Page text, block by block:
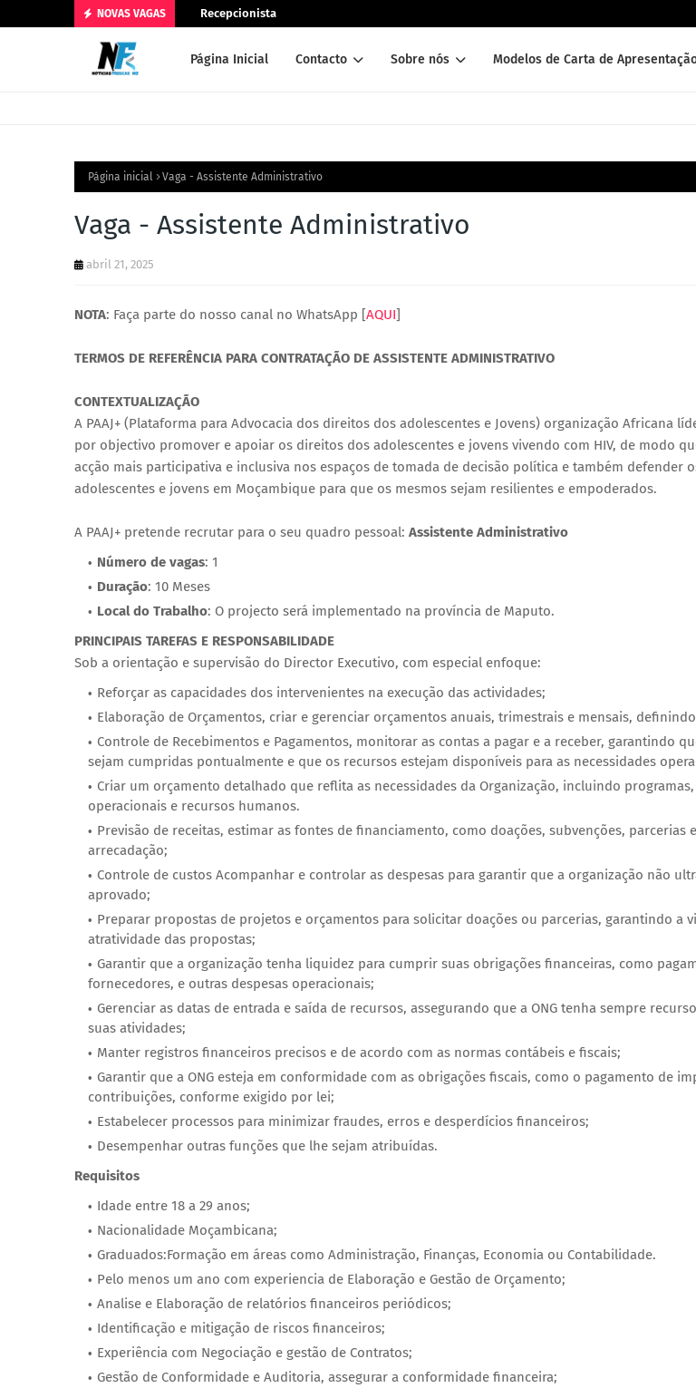
NOVAS VAGAS Recepcionista
Página Inicial Contacto Sobre nós Modelos de Carta de
Página inicial Vaga - Assistente Administrativo
Vaga - Assistente Administrativo
abril 21, 2025
NOTA: Faça parte do nosso canal no WhatsApp [AQUI]
TERMOS DE REFERÊNCIA PARA CONTRATAÇÃO DE ASSISTENTE ADMINISTRATIVO
CONTEXTUALIZAÇÃO
A PAAJ+ (Plataforma para Advocacia dos direitos dos adolescentes e Jovens) organização Africana
por objectivo promover e apoiar os direitos dos adolescentes e jovens vivendo com HIV, de modo
acção mais participativa e inclusiva nos espaços de tomada de decisão política e também defender
adolescentes e jovens em Moçambique para que os mesmos sejam resilientes e empoderados.
A PAAJ+ pretende recrutar para o seu quadro pessoal: Assistente Administrativo
Número de vagas: 1
Duração: 10 Meses
Local do Trabalho: O projecto será implementado na província de Maputo.
PRINCIPAIS TAREFAS E RESPONSABILIDADE
Sob a orientação e supervisão do Director Executivo, com especial enfoque:
Reforçar as capacidades dos intervenientes na execução das actividades;
Elaboração de Orçamentos, criar e gerenciar orçamentos anuais, trimestrais e mensais,
Controle de Recebimentos e Pagamentos, monitorar as contas a pagar e a receber, garantindo
sejam cumpridas pontualmente e que os recursos estejam disponíveis para as necessidades
Criar um orçamento detalhado que reflita as necessidades da Organização, incluindo
operacionais e recursos humanos.
Previsão de receitas, estimar as fontes de financiamento, como doações, subvenções, parcerias
arrecadação;
Controle de custos Acompanhar e controlar as despesas para garantir que a organização não
aprovado;
Preparar propostas de projetos e orçamentos para solicitar doações ou parcerias, garantindo a
atratividade das propostas;
Garantir que a organização tenha liquidez para cumprir suas obrigações financeiras, como
fornecedores, e outras despesas operacionais;
Gerenciar as datas de entrada e saída de recursos, assegurando que a ONG tenha sempre
suas atividades;
Manter registros financeiros precisos e de acordo com as normas contábeis e fiscais;
Garantir que a ONG esteja em conformidade com as obrigações fiscais, como o pagamento de
contribuições, conforme exigido por lei;
Estabelecer processos para minimizar fraudes, erros e desperdícios financeiros;
Desempenhar outras funções que lhe sejam atribuídas.
Requisitos
Idade entre 18 a 29 anos;
Nacionalidade Moçambicana;
Graduados:Formação em áreas como Administração, Finanças, Economia ou Contabilidade.
Pelo menos um ano com experiencia de Elaboração e Gestão de Orçamento;
Analise e Elaboração de relatórios financeiros periódicos;
Identificação e mitigação de riscos financeiros;
Experiência com Negociação e gestão de Contratos;
Gestão de Conformidade e Auditoria, assegurar a conformidade financeira;